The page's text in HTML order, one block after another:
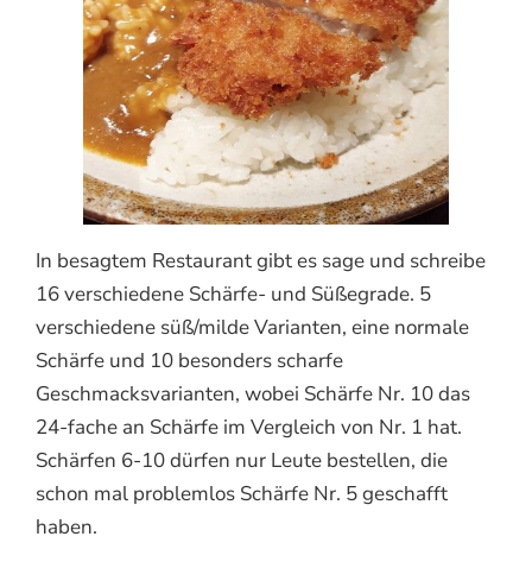
In besagtem Restaurant gibt es sage und schreibe
16 verschiedene Schärfe- und Süßegrade. 5
verschiedene süß/milde Varianten, eine normale
Schärfe und 10 besonders scharfe
Geschmacksvarianten, wobei Schärfe Nr. 10 das
24-fache an Schärfe im Vergleich von Nr. 1 hat.
Schärfen 6-10 dürfen nur Leute bestellen, die
schon mal problemlos Schärfe Nr. 5 geschafft
haben.